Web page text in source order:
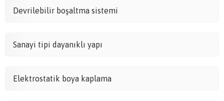
Devrilebilir boşaltma sistemi
Sanayi tipi dayanıklı yapı
Elektrostatik boya kaplama